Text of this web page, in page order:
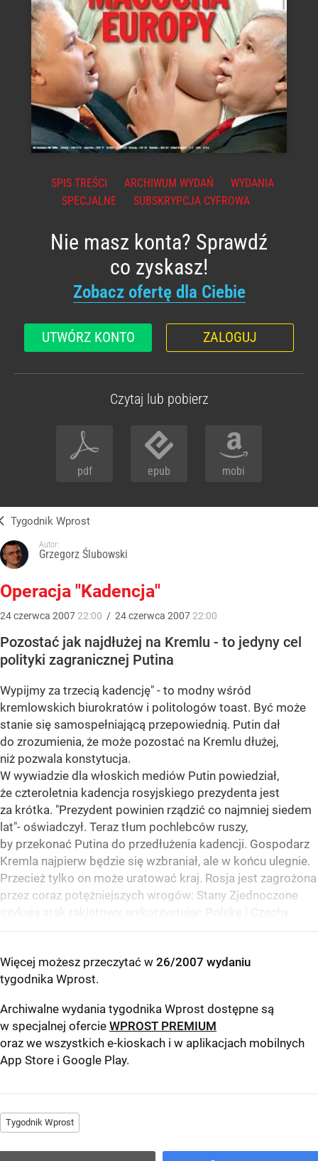
SPIS TREŚCI ARCHIWUM WYDAŃ
WYDANIA
SPECJALNE
SUBSKRYPCJA CYFROWA
Nie masz konta? Sprawdź
co zyskasz!
Zobacz ofertę dla Ciebie
UTWÓRZ KONTO ZALOGUJ
Czytaj lub pobierz
pdf epub mobi
Tygodnik Wprost
Autor:
Grzegorz Ślubowski
Operacja "Kadencja"
24czerwca 2007 22:00 / 24czerwca 2007 22:00
Pozostać jak najdłużej na Kremlu - to jedyny cel
polityki zagranicznej Putina
Wypijmy za trzecią kadencję" - to modny wśród
kremlowskich biurokratów i politologów toast. Być może
stanie się samospełniającą przepowiednią. Putin dał
do zrozumienia, że może pozostać na Kremlu dłużej,
niż pozwala konstytucja.
W wywiadzie dla włoskich mediów Putin powiedział,
że czteroletnia kadencja rosyjskiego prezydenta jest
za krótka. "Prezydent powinien rządzić co najmniej siedem
lat"- oświadczył. Teraz tłum pochlebców ruszy,
by przekonać Putina do przedłużenia kadencji. Gospodarz
Kremla najpierw będzie się wzbraniał, ale w końcu ulegnie.
Przecież tylko on może uratować kraj. Rosja jest zagrożona
przez coraz potężniejszych wrogów: Stany Zjednoczone
szykują atak rakietowy, wykorzystując Polskę i Czechy.
Więcej możesz przeczytać w 26/2007 wydaniu
tygodnika Wprost.
Archiwalne wydania tygodnika Wprost dostępne są
w specjalnej ofercie WPROST PREMIUM
oraz we wszystkich e-kioskach i w aplikacjach mobilnych
App Store i Google Play.
Tygodnik Wprost